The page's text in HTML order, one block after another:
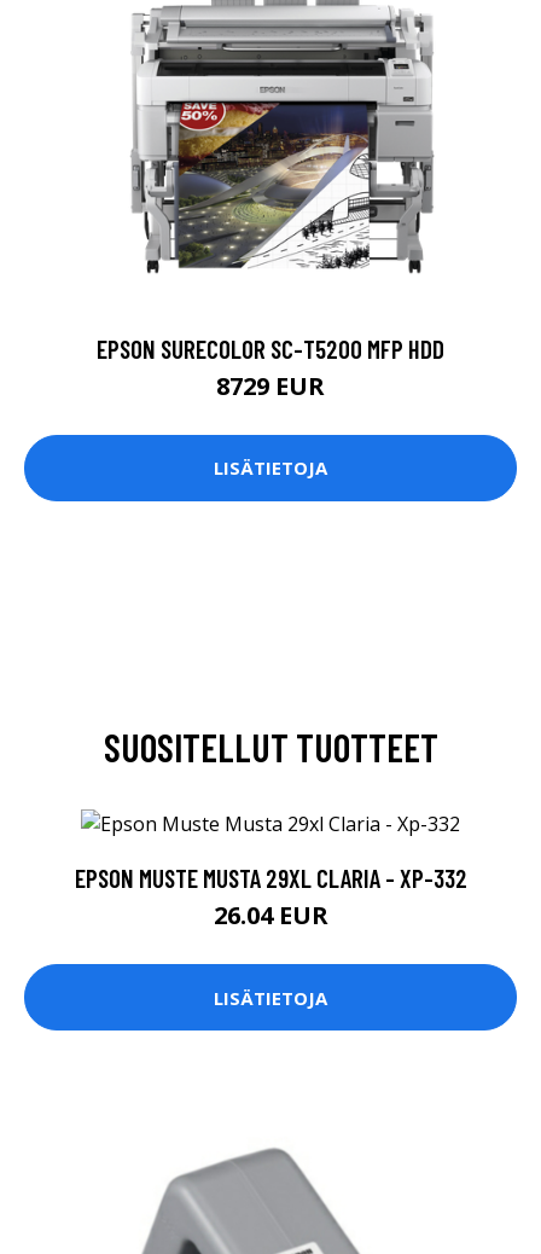
EPSON SURECOLOR SC-T5200 MFP HDD
8729 EUR
LISÄTIETOJA
SUOSITELLUT TUOTTEET
EPSON MUSTE MUSTA 29XL CLARIA - XP-332
26.04 EUR
LISÄTIETOJA